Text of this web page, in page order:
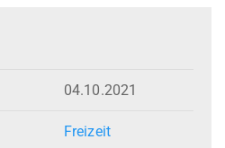
04.10.2021
Freizeit